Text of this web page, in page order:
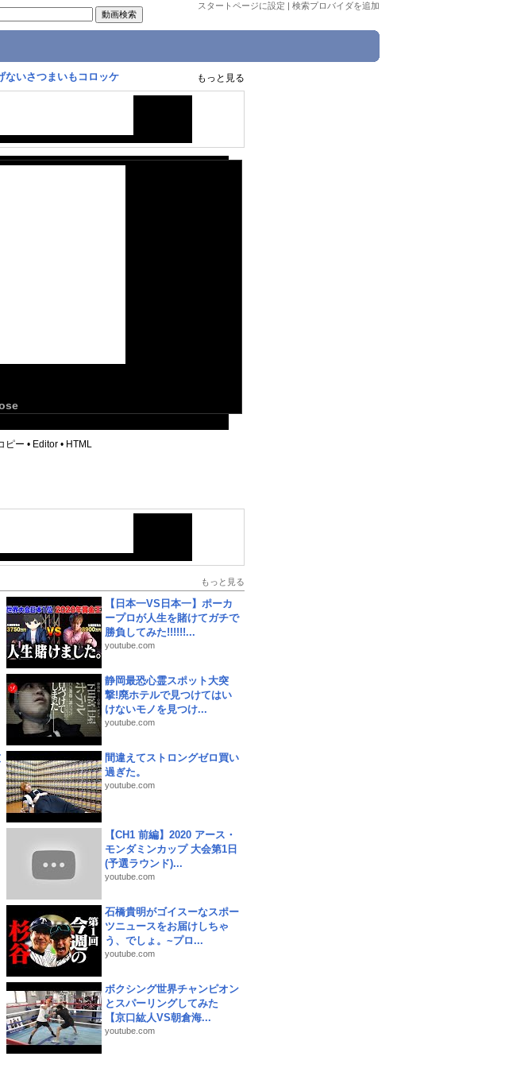
スタートページに設定 | 検索プロバイダを追加
ないさつまいもコロッケ もっと見る
ピー • Editor • HTML
もっと見る
【日本一VS日本一】ポーカ
ープロが人生を賭けてガチで
勝負してみた!!!!!!...
youtube.com
静岡最恐心霊スポット大突
撃!廃ホテルで見つけてはい
けないモノを見つけ...
youtube.com
間違えてストロングゼロ買い
過ぎた。
youtube.com
【CH1 前編】2020 アース・
モンダミンカップ 大会第1日
(予選ラウンド)...
youtube.com
石橋貴明がゴイスーなスポー
ツニュースをお届けしちゃ
う、でしょ。~プロ...
youtube.com
ボクシング世界チャンピオン
とスパーリングしてみた
【京口紘人VS朝倉海...
youtube.com